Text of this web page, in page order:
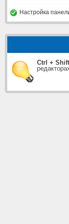
Настройка
Ctrl +